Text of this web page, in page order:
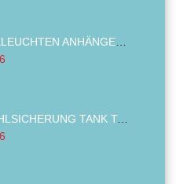
DIEBSTAHLSICHERUNG TANK TANKDECKEL DIESELTANK KRAFTSTOFFTANKDECKEL VERRIEGELUNG PASSEND FÜR LKW PKW TRAKTOREN BAGGER 80MM